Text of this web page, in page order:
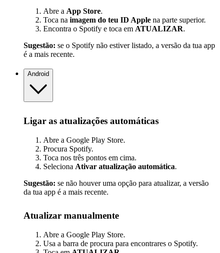
Abre a App Store.
Toca na imagem do teu ID Apple na parte superior.
Encontra o Spotify e toca em ATUALIZAR.
Sugestão: se o Spotify não estiver listado, a versão da tua app
é a mais recente.
Android
Ligar as atualizações automáticas
Abre a Google Play Store.
Procura Spotify.
Toca nos três pontos em cima.
Seleciona Ativar atualização automática.
Sugestão: se não houver uma opção para atualizar, a versão
da tua app é a mais recente.
Atualizar manualmente
Abre a Google Play Store.
Usa a barra de procura para encontrares o Spotify.